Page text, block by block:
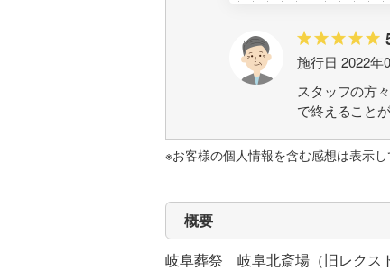
施行日 2022年
スタッフの方
で終えること
※お客様の個人情報を含む感想は表示し
概要
岐阜葬祭 岐阜北斎場（旧レクス